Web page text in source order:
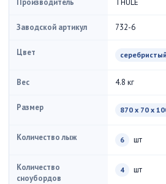
Производитель THULE
Заводской артикул 732-6
Цвет серебристый
Вес 4.8 кг
Размер 870 x 70 x
Количество лыж 6 шт
Количество
сноубордов
4 шт